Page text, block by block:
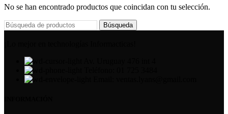
No se han encontrado productos que coincidan con tu selección.
Búsqueda